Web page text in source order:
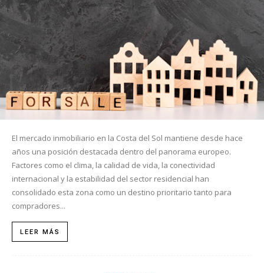
moda
y
El mercado inmobiliario en la Costa del Sol mantiene desde hace
años una posición destacada dentro del panorama europeo.
Factores como el clima, la calidad de vida, la conectividad
internacional y la estabilidad del sector residencial han
consolidado esta zona como un destino prioritario tanto para
compradores...
LEER MÁS